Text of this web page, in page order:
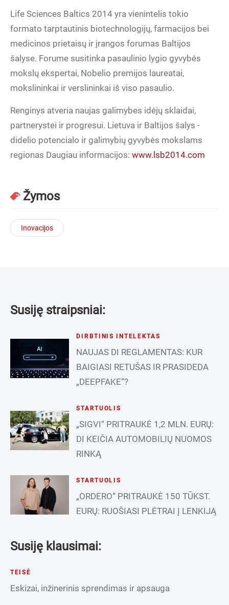
Life Sciences Baltics 2014 yra vienintelis tokio
formato tarptautinis biotechnologijų, farmacijos bei
medicinos prietaisų ir įrangos forumas Baltijos
šalyse. Forume susitinka pasaulinio lygio gyvybės
mokslų ekspertai, Nobelio premijos laureatai,
mokslininkai ir verslininkai iš viso pasaulio.
Renginys atveria naujas galimybes idėjų sklaidai,
partnerystei ir progresui. Lietuva ir Baltijos šalys -
didelio potencialo ir galimybių gyvybės mokslams
regionas Daugiau informacijos: www.lsb2014.com
Žymos
Inovacijos
Susiję straipsniai:
DIRBTINIS INTELEKTAS
NAUJAS DI REGLAMENTAS: KUR
BAIGIASI RETUŠAS IR PRASIDEDA
„DEEPFAKE“?
STARTUOLIS
„SIGVI“ PRITRAUKĖ 1,2 MLN. EURŲ:
DI KEIČIA AUTOMOBILIŲ NUOMOS
RINKĄ
STARTUOLIS
„ORDERO“ PRITRAUKĖ 150 TŪKST.
EURŲ: RUOŠIASI PLĖTRAI Į LENKIJĄ
Susiję klausimai:
TEISĖ
Eskizai, inžinerinis sprendimas ir apsauga